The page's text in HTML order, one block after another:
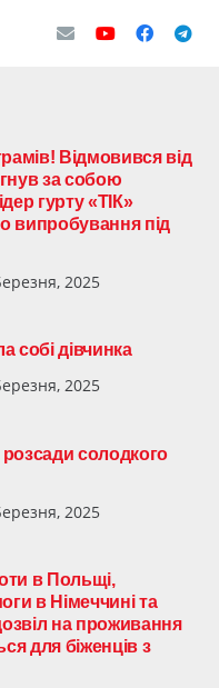
Відмовився від
за собою
гурту «ТІК»
випробування під
2025
собі дівчинка
2025
солодкого
2025
в Польщі,
в Німеччині та
на проживання
для біженців з